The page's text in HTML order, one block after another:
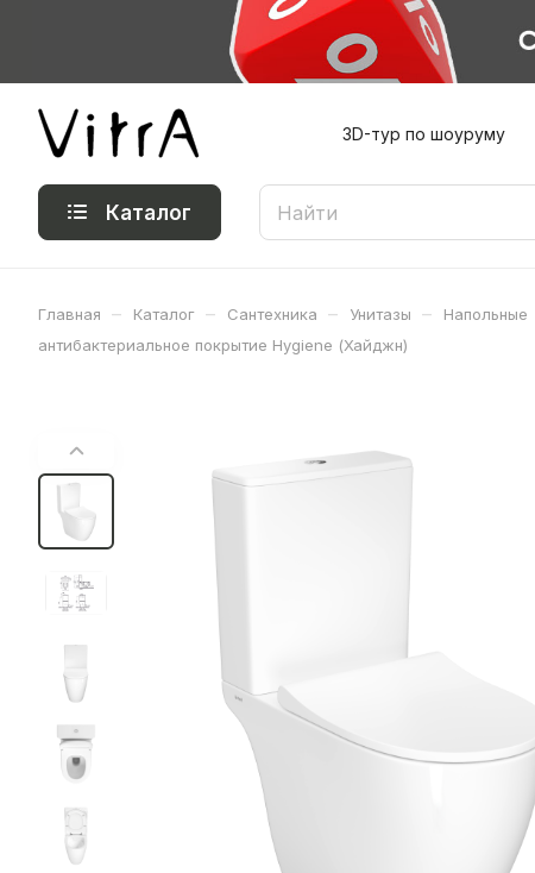
3D-тур по шоуруму
Каталог
Главная – Каталог – Сантехника – Унитазы – Напольные
антибактериальное покрытие Hygiene (Хайджн)